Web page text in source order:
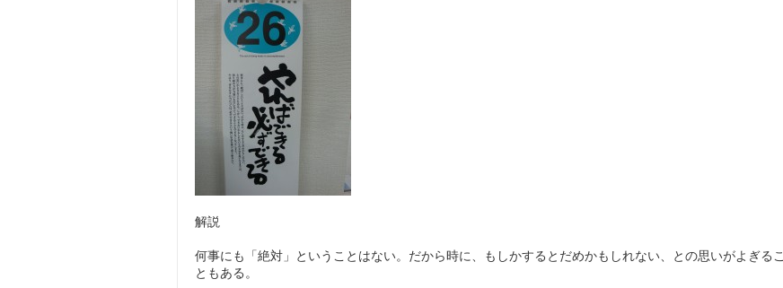
解説
何事にも「絶対」ということはない。だから時に、もしかするとだめかもしれない、との思いがよぎるこ
ともある。